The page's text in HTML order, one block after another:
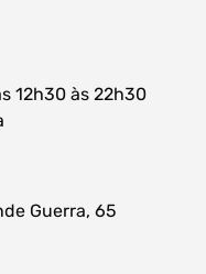
12h30 às 22h30
Guerra, 65